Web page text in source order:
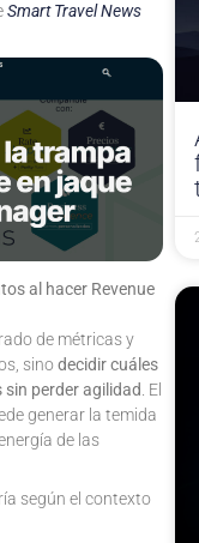
Smart Travel News
al hacer Revenue
de métricas y
sino decidir cuáles
perder agilidad . El
generar la temida
de las
según el contexto